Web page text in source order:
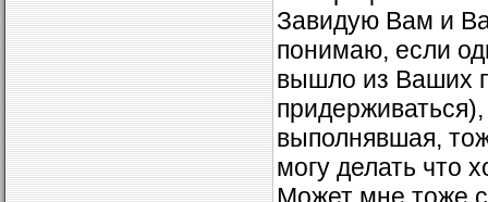
Завидую Вам и
понимаю, если
вышло из Ваших
выполнявшая,
могу делать что